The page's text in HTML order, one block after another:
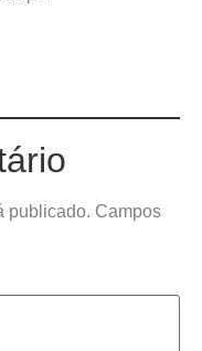
publicado. Campos